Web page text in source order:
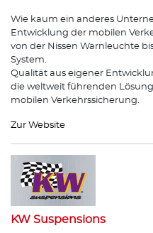
Wie kaum ein anderes
Entwicklung der mobilen
von der Nissen Warnleuchte
System.
Qualität aus eigener
die weltweit führenden
mobilen Verkehrssicherung.
Zur Website
KW Suspensions